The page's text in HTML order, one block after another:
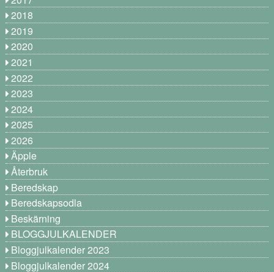
2018
2019
2020
2021
2022
2023
2024
2025
2026
Äpple
Återbruk
Beredskap
Beredskapsodla
Beskärning
BLOGGJULKALENDER
Bloggjulkalender 2023
Bloggjulkalender 2024